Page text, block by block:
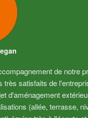
de notre
très satisfaits de
d'aménagement
(allée, terrasse,